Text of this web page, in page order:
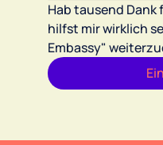
Hab tausend Dank
hilfst mir wirklich
Embassy"